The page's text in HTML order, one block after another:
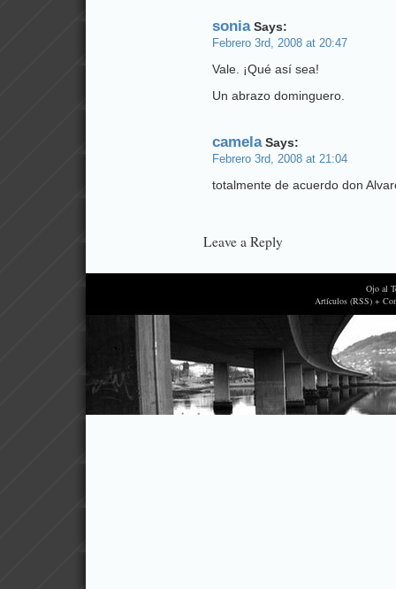
soniaSays:
Febrero 3rd, 2008 at 20:47
Vale. ¡Qué así sea!
Un abrazo dominguero.
camelaSays:
Febrero 3rd, 2008 at 21:04
totalmente de acuerdo don
Leave a Reply
Ojo al
Artículos (RSS) +